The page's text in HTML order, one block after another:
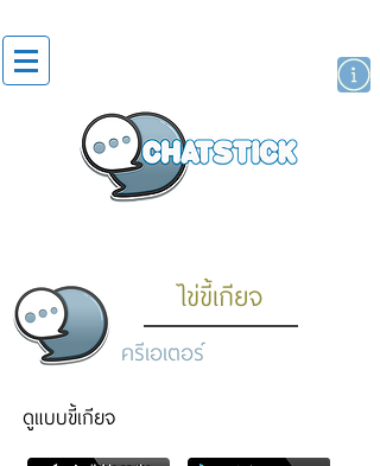
ไข่ขี้เกียจ
ครีเอเตอร์
ดูแบบขี้เกียจ